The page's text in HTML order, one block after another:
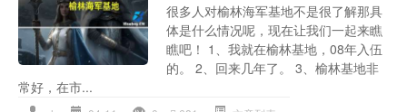
很多人对榆林海军基地不是很了解那具
体是什么情况呢，现在让我们一起来瞧
瞧吧！ 1、我就在榆林基地，08年入伍
的。 2、回来几年了。 3、榆林基地非
常好，在市...